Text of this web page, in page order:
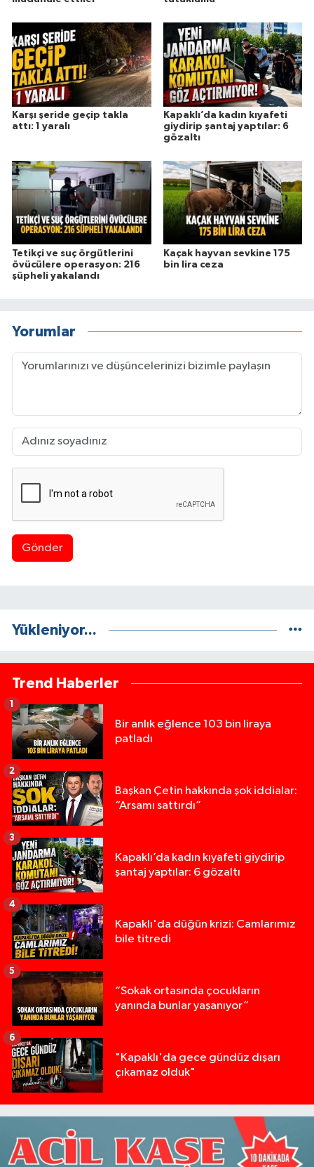
Karşı şeride geçip takla
attı: 1 yaralı
Kapaklı’da kadın kıyafeti
giydirip şantaj yaptılar: 6
gözaltı
Tetikçi ve suç örgütlerini
övücülere operasyon: 216
şüpheli yakalandı
Kaçak hayvan sevkine 175
bin lira ceza
Yorumlar
Gönder
Yükleniyor...
Trend Haberler
Bir anlık eğlence 103 bin liraya
patladı
1
Başkan Çetin hakkında şok iddialar:
“Arsamı sattırdı”
2
Kapaklı’da kadın kıyafeti giydirip
şantaj yaptılar: 6 gözaltı
3
Kapaklı'da düğün krizi: Camlarımız
bile titredi
4
“Sokak ortasında çocukların
yanında bunlar yaşanıyor”
5
"Kapaklı'da gece gündüz dışarı
çıkamaz olduk"
6